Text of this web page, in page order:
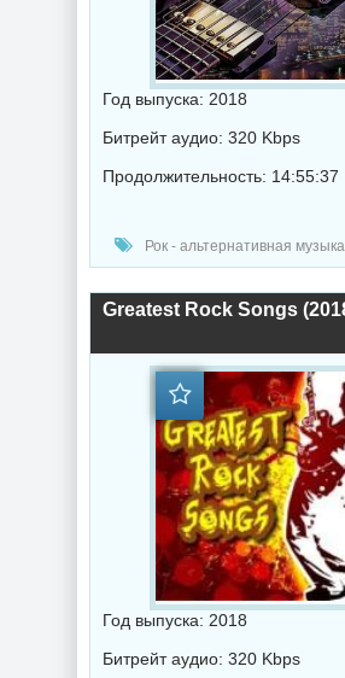
Год выпуска: 2018
Битрейт аудио: 320 Kbps
Продолжительность: 14:55:37
Рок - альтернативная музыка
Год выпуска: 2018
Битрейт аудио: 320 Kbps